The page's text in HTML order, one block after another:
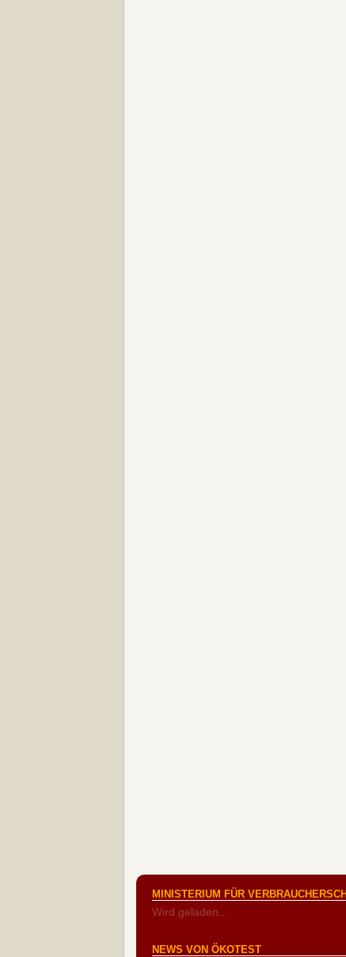
MINISTERIUM FÜR
Wird geladen...
NEWS VON ÖKOTEST